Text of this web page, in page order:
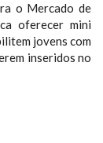
o Mercado de
oferecer mini
jovens com
inseridos no